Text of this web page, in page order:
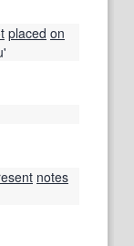
placed on
notes